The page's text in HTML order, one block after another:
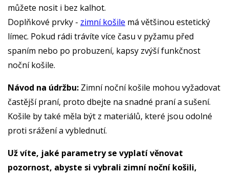
můžete nosit i bez kalhot.
Doplňkové prvky - zimní košile má většinou estetický
límec. Pokud rádi trávíte více času v pyžamu před
spaním nebo po probuzení, kapsy zvýší funkčnost
noční košile.
Návod na údržbu: Zimní noční košile mohou vyžadovat
častější praní, proto dbejte na snadné praní a sušení.
Košile by také měla být z materiálů, které jsou odolné
proti srážení a vyblednutí.
Už víte, jaké parametry se vyplatí věnovat
pozornost, abyste si vybrali zimní noční košili,